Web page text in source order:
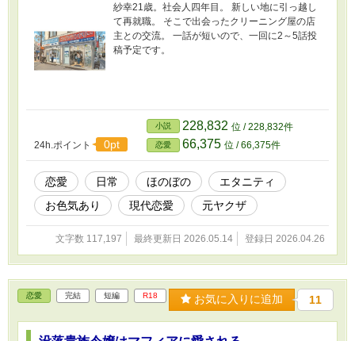
紗幸21歳。社会人四年目。 新しい地に引っ越し
て再就職。 そこで出会ったクリーニング屋の店
主との交流。 一話が短いので、一回に2～5話投
稿予定です。
24h.ポイント 0pt
小説 228,832 位 / 228,832件
恋愛 66,375 位 / 66,375件
恋愛 日常 ほのぼの
エタニティ
お色気あり
現代恋愛 元ヤクザ
文字数 117,197 最終更新日 2026.05.14 登録日 2026.04.26
恋愛 完結 短編 R18 お気に入りに追加 11